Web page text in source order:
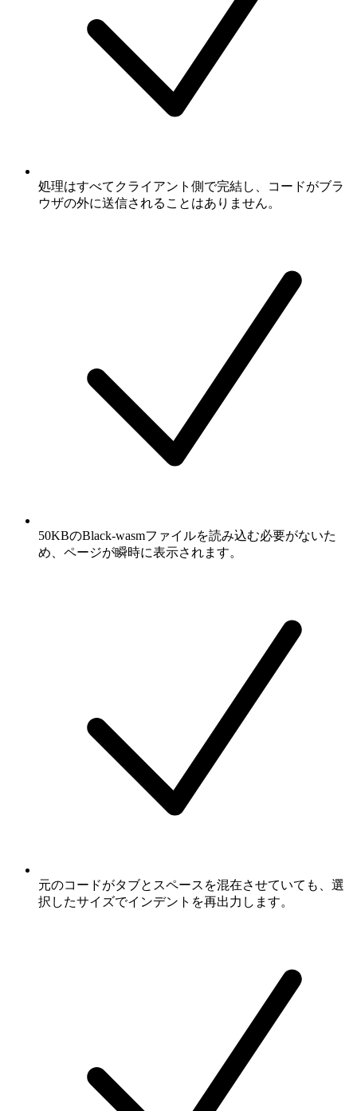
処理はすべてクライアント側で完結し、コードがブラ
ウザの外に送信されることはありません。
50KBのBlack-wasmファイルを読み込む必要がないた
め、ページが瞬時に表示されます。
元のコードがタブとスペースを混在させていても、選
択したサイズでインデントを再出力します。